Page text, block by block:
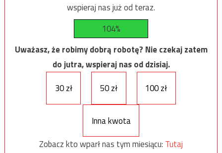
wspieraj nas już od teraz.
104%
Uważasz, że robimy dobrą robotę? Nie czekaj zatem
do jutra, wspieraj nas od dzisiaj.
30 zł
50 zł 100 zł
Inna kwota
Zobacz kto wparł nas tym miesiącu: Tutaj